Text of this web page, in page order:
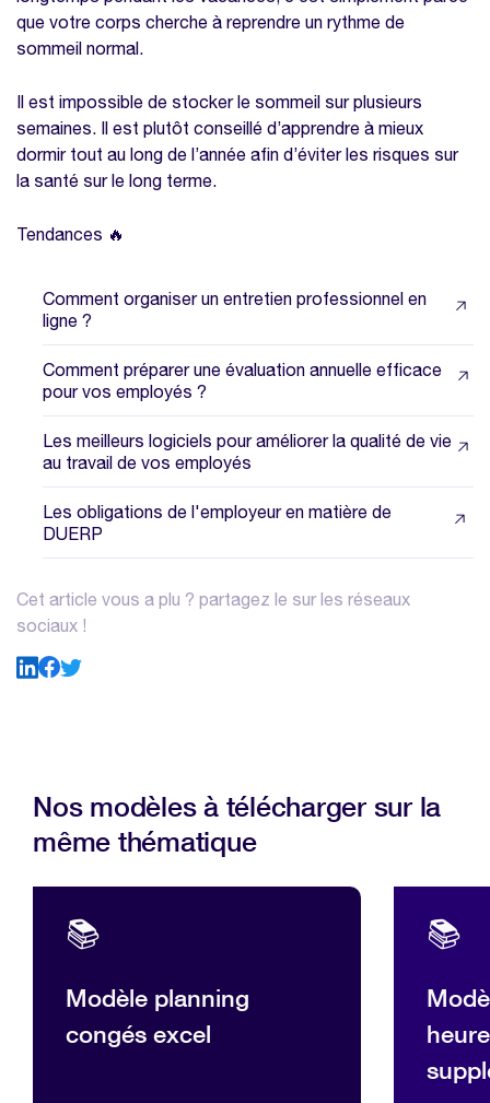
que votre corps cherche à reprendre un rythme de
sommeil normal.
Il est impossible de stocker le sommeil sur plusieurs
semaines. Il est plutôt conseillé d’apprendre à mieux
dormir tout au long de l’année afin d’éviter les risques sur
la santé sur le long terme.
Tendances 🔥
Comment organiser un entretien professionnel en
ligne ?
Comment préparer une évaluation annuelle efficace
pour vos employés ?
Les meilleurs logiciels pour améliorer la qualité de vie
au travail de vos employés
Les obligations de l'employeur en matière de
DUERP
Cet article vous a plu ? partagez le sur les réseaux
sociaux !
Nos modèles à télécharger sur la
même thématique
📚
Modèle planning
congés excel
📚